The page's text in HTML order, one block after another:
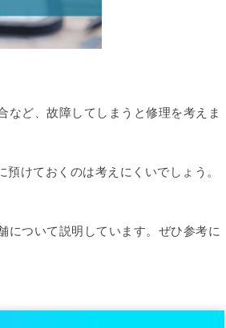
など、故障してしまうと修理を考えま
けておくのは考えにくいでしょう。
について説明しています。ぜひ参考に